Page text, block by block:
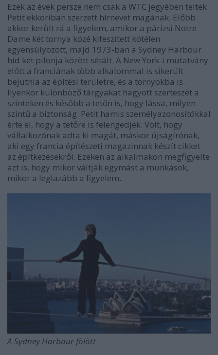
Ezek az évek persze nem csak a WTC jegyében teltek.
Petit ekkoriban szerzett hírnevet magának. Előbb
akkor került rá a figyelem, amikor a párizsi Notre
Dame két tornya közé kifeszített kötélen
egyensúlyozott, majd 1973-ban a Sydney Harbour
híd két pilonja között sétált. A New York-i mutatvány
előtt a franciának több alkalommal is sikerült
bejutnia az építési területre, és a tornyokba is.
Ilyenkor különböző tárgyakat hagyott szerteszét a
szinteken és később a tetőn is, hogy lássa, milyen
szintű a biztonság. Petit hamis személyazonosítókkal
érte el, hogy a tetőre is felengedjék. Volt, hogy
vállalkozónak adta ki magát, máskor újságírónak,
aki egy francia építészeti magazinnak készít cikket
az építkezésekről. Ezeken az alkalmakon megfigyelte
azt is, hogy mikor váltják egymást a munkások,
mikor a leglazább a figyelem.
A Sydney Harbour fölött